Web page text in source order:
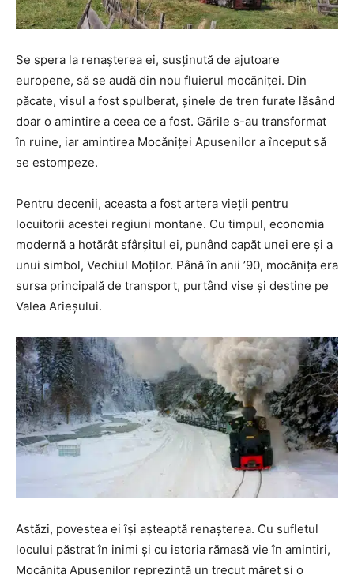
Se spera la renașterea ei, susținută de ajutoare
europene, să se audă din nou fluierul mocăniței. Din
păcate, visul a fost spulberat, șinele de tren furate lăsând
doar o amintire a ceea ce a fost. Gările s-au transformat
în ruine, iar amintirea Mocăniței Apusenilor a început să
se estompeze.
Pentru decenii, aceasta a fost artera vieții pentru
locuitorii acestei regiuni montane. Cu timpul, economia
modernă a hotărât sfârșitul ei, punând capăt unei ere și a
unui simbol, Vechiul Moților. Până în anii ’90, mocănița era
sursa principală de transport, purtând vise și destine pe
Valea Arieșului.
Astăzi, povestea ei își așteaptă renașterea. Cu sufletul
locului păstrat în inimi și cu istoria rămasă vie în amintiri,
Mocănița Apusenilor reprezintă un trecut măreț și o